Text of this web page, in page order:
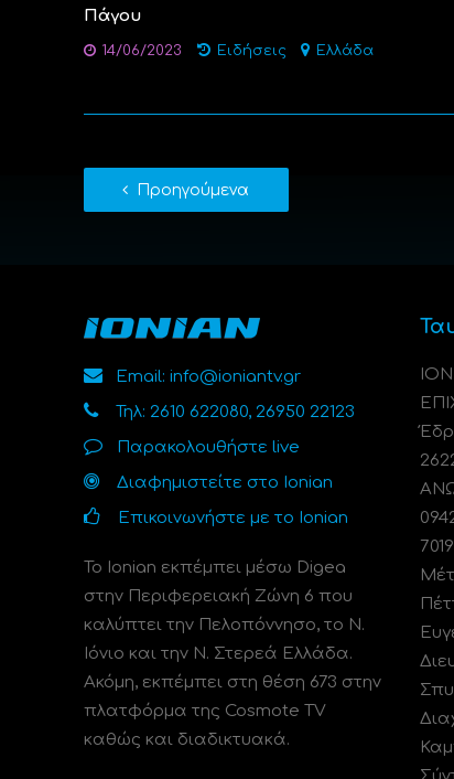
Πάγου
14/06/2023 Ειδήσεις Ελλάδα
Προηγούμενα
Email: info@ioniantv.gr
Τηλ: 2610 622080, 26950 22123
Παρακολουθήστε live
Διαφημιστείτε στο Ionian
Επικοινωνήστε με το Ionian
Το Ionian εκπέμπει μέσω Digea
στην Περιφερειακή Ζώνη 6 που
καλύπτει την Πελοπόννησο, το N.
Ιόνιο και την Ν. Στερεά Ελλάδα.
Ακόμη, εκπέμπει στη θέση 673 στην
πλατφόρμα της Cosmote TV
καθώς και διαδικτυακά.